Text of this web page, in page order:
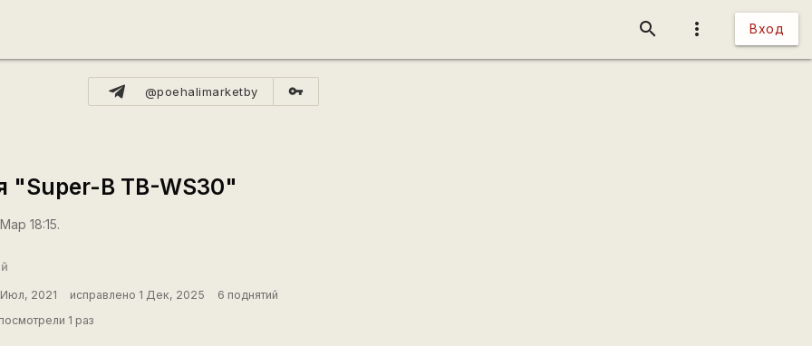
more_vert Вход
search
@poehalimarketby vpn_key
"Super-B TB-WS30"
18:15.
2021 исправлено 1 Дек, 2025
6 поднятий
1 раз